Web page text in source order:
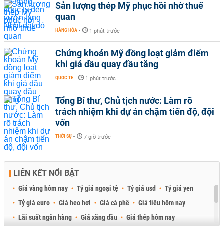
Sản lượng thép Mỹ phục hồi nhờ thuế
quan
HÀNG HÓA - 1 phút trước
Chứng khoán Mỹ đồng loạt giảm điểm
khi giá dầu quay đầu tăng
QUỐC TẾ - 1 phút trước
Tổng Bí thư, Chủ tịch nước: Làm rõ
trách nhiệm khi dự án chậm tiến độ, đội
vốn
THỜI SỰ - 7 giờ trước
LIÊN KẾT NỔI BẬT
Giá vàng hôm nay Tỷ giá ngoại tệ Tỷ giá usd
Tỷ giá yen
Tỷ giá euro
Giá heo hơi Giá cà phê
Giá tiêu hôm nay
Lãi suất ngân hàng
Giá xăng dầu
Giá thép hôm nay